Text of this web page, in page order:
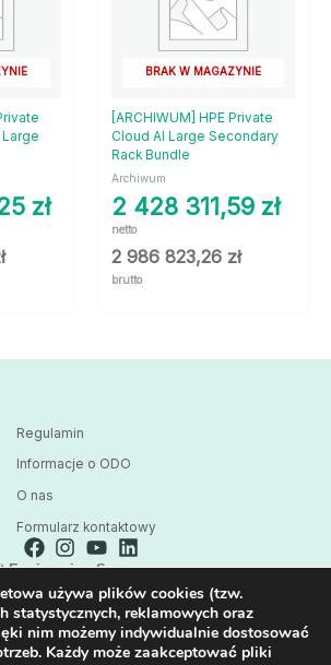
zł
BRAK W MAGAZYNIE
[ARCHIWUM] HPE Private
Cloud AI Large Secondary
Rack Bundle
Archiwum
2 428 311,59 zł
netto
2 986 823,26 zł
brutto
Regulamin
Informacje o ODO
O nas
Formularz kontaktowy
Engineering Sp. z o.o.
Piechoty 1, 40-467 Katowice
się z nami:
80 39
używa plików cookies (tzw.
statystycznych, reklamowych oraz
nim możemy indywidualnie dostosować
Każdy może zaakceptować pliki